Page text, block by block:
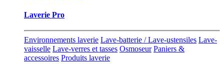
Laverie Pro
Environnements laverie Lave-batterie / Lave-ustensiles Lave-
vaisselle Lave-verres et tasses Osmoseur Paniers &
accessoires Produits laverie